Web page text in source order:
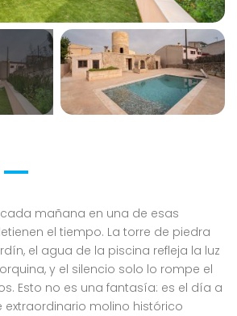
mañana en una de esas
el tiempo. La torre de piedra
el agua de la piscina refleja la luz
y el silencio solo lo rompe el
Esto no es una fantasía: es el día a
molino histórico